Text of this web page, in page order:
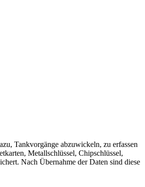
Tankvorgänge abzuwickeln, zu erfassen
Metallschlüssel, Chipschlüssel,
Nach Übernahme der Daten sind diese